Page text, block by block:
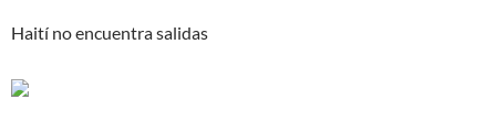
Haití no encuentra salidas